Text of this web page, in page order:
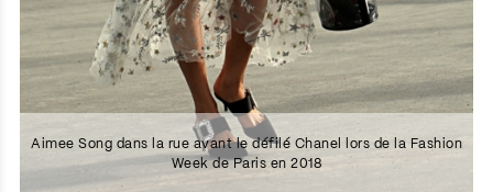
Aimee Song dans la rue avant le défilé Chanel lors de la Fashion
Week de Paris en 2018